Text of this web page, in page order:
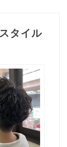
タイル